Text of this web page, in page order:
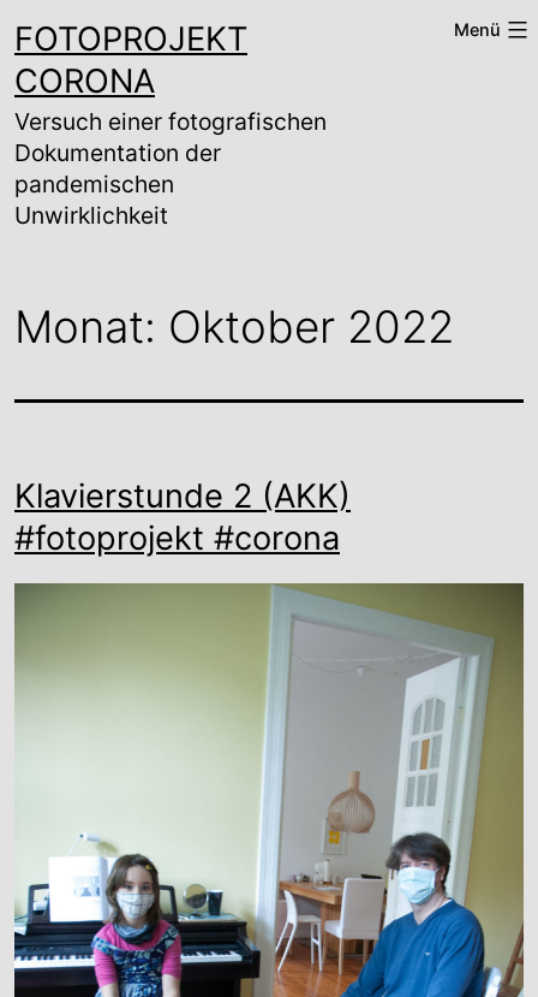
Inhalt
springen
FOTOPROJEKT
CORONA
Versuch einer fotografischen
Dokumentation der
pandemischen
Unwirklichkeit
Menü
Monat: Oktober 2022
Klavierstunde 2 (AKK)
#fotoprojekt #corona